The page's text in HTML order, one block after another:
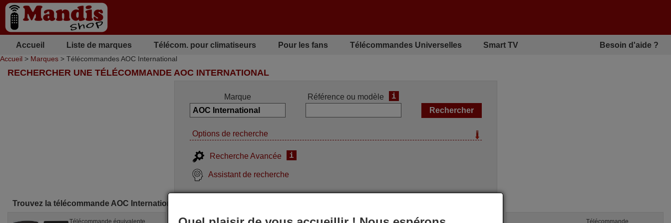
Accueil Liste de marques Télécom. pour climatiseurs Pour les fans Télécommandes Universelles Smart TV Besoin d'aide ?
Accueil > Marques > Télécommandes AOC International
RECHERCHER UNE TÉLÉCOMMANDE AOC INTERNATIONAL
Marque Référence ou modèle i
Options de recherche
Recherche Avancée i
Assistant de recherche
Trouvez la télécommande AOC International parfaite pour vous
Télécommande équivalente Télécommande équivalente Télécommande équivalente
Télécommande